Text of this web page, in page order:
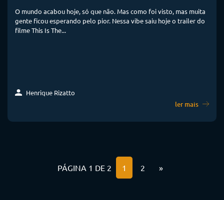
O mundo acabou hoje, só que não. Mas como foi visto, mas muita
gente ficou esperando pelo pior. Nessa vibe saiu hoje o trailer do
filme This Is The...
Henrique Rizatto
ler mais
PÁGINA 1 DE 2 1 2 »